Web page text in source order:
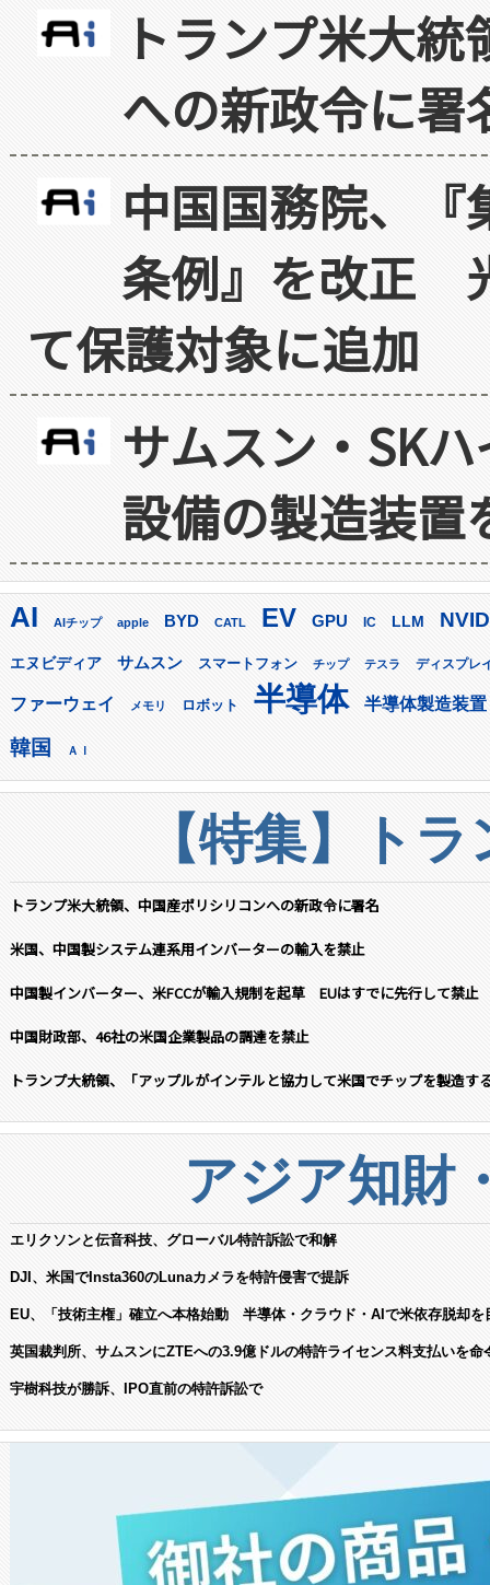
トランプ米大
への新政令に署
中国国務院、
条例』を改正
て保護対象に追加
サムスン・SK
設備の製造装置
AI AIチップ apple BYD CATL EV GPU IC LLM
エヌビディア サムスン スマートフォン チップ テスラ ディスプレ
ファーウェイ メモリ ロボット 半導体 半導体製造装置
韓国 ＡＩ
【特集】ト
トランプ米大統領、中国産ポリシリコンへの新政令に署名
米国、中国製システム連系用インバーターの輸入を禁止
中国製インバーター、米FCCが輸入規制を起草 EUはすでに先行して禁止
中国財政部、46社の米国企業製品の調達を禁止
トランプ大統領、「アップルがインテルと協力して米国でチップを製造す
アジア知財
エリクソンと伝音科技、グローバル特許訴訟で和解
DJI、米国でInsta360のLunaカメラを特許侵害で提訴
EU、「技術主権」確立へ本格始動 半導体・クラウド・AIで米依存脱却を
英国裁判所、サムスンにZTEへの3.9億ドルの特許ライセンス料支払いを命
宇樹科技が勝訴、IPO直前の特許訴訟で